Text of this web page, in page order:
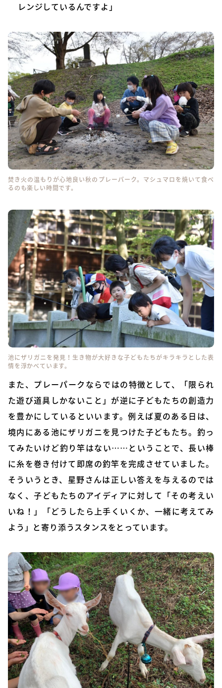
レンジしているんですよ」
焚き火の温もりが心地良い秋のプレーパーク。マシュマロを焼いて食べ
るのも楽しい時間です。
池にザリガニを発見！生き物が大好きな子どもたちがキラキラとした表
情を浮かべています。
また、プレーパークならではの特徴として、「限られ
た遊び道具しかないこと」が逆に子どもたちの創造力
を豊かにしているといいます。例えば夏のある日は、
境内にある池にザリガニを見つけた子どもたち。釣っ
てみたいけど釣り竿はない……ということで、長い棒
に糸を巻き付けて即席の釣竿を完成させていました。
そういうとき、星野さんは正しい答えを与えるのでは
なく、子どもたちのアイディアに対して「その考えい
いね！」「どうしたら上手くいくか、一緒に考えてみ
よう」と寄り添うスタンスをとっています。